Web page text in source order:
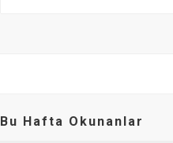
Bu Hafta Okunanlar